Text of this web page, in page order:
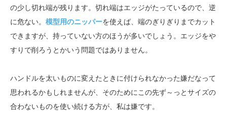
の少し切れ端が残ります。切れ端はエッジがたっているので、逆
に危ない。 模型用のニッパーを使えば、端のぎりぎりまでカット
できますが、持っていない方のほうが多いでしょう。エッジをや
すりで削ろうとかいう問題ではありません。
ハンドルを太いものに変えたときに付けられなかった嫌だなって
思われるかもしれませんが、そのためにこの先ず～っとサイズの
合わないものを使い続ける方が、私は嫌です。